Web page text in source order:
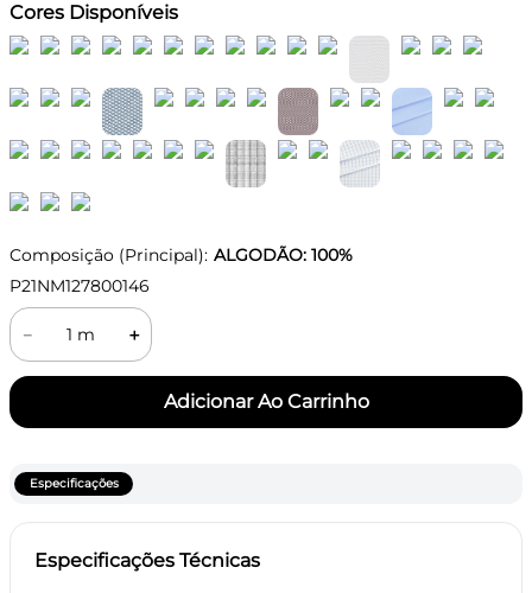
Cores Disponíveis
Composição (Principal): ALGODÃO: 100%
P21NM127800146
＋
－
Especificações
Especificações Técnicas